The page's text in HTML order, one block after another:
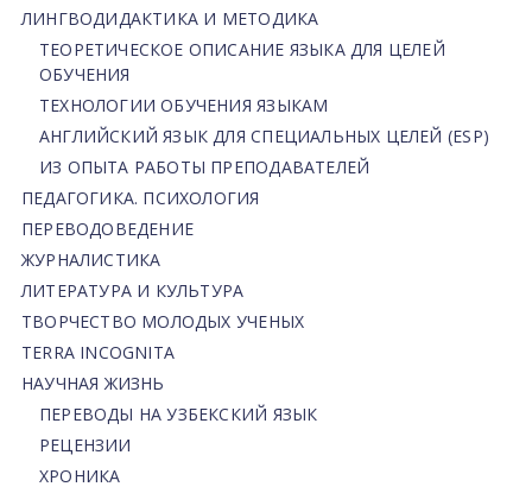
ЛИНГВОДИДАКТИКА И МЕТОДИКА
ТЕОРЕТИЧЕСКОЕ ОПИСАНИЕ ЯЗЫКА ДЛЯ ЦЕЛЕЙ
ОБУЧЕНИЯ
ТЕХНОЛОГИИ ОБУЧЕНИЯ ЯЗЫКАМ
АНГЛИЙСКИЙ ЯЗЫК ДЛЯ СПЕЦИАЛЬНЫХ ЦЕЛЕЙ (ESP)
ИЗ ОПЫТА РАБОТЫ ПРЕПОДАВАТЕЛЕЙ
ПЕДАГОГИКА. ПСИХОЛОГИЯ
ПЕРЕВОДОВЕДЕНИЕ
ЖУРНАЛИСТИКА
ЛИТЕРАТУРА И КУЛЬТУРА
ТВОРЧЕСТВО МОЛОДЫХ УЧЕНЫХ
TERRA INCOGNITA
НАУЧНАЯ ЖИЗНЬ
ПЕРЕВОДЫ НА УЗБЕКСКИЙ ЯЗЫК
РЕЦЕНЗИИ
ХРОНИКА